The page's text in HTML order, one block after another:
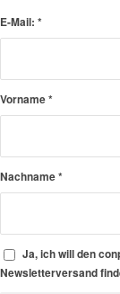
E-Mail: *
Vorname*
Nachname*
Ja, ich will den
Newsletterversand